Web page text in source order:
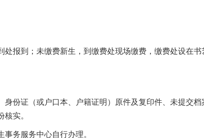
报到；未缴费新生，到缴费处现场缴费，缴费处设在
份证（或户口本、户籍证明）原件及复印件、未提交
实。
务服务中心自行办理。